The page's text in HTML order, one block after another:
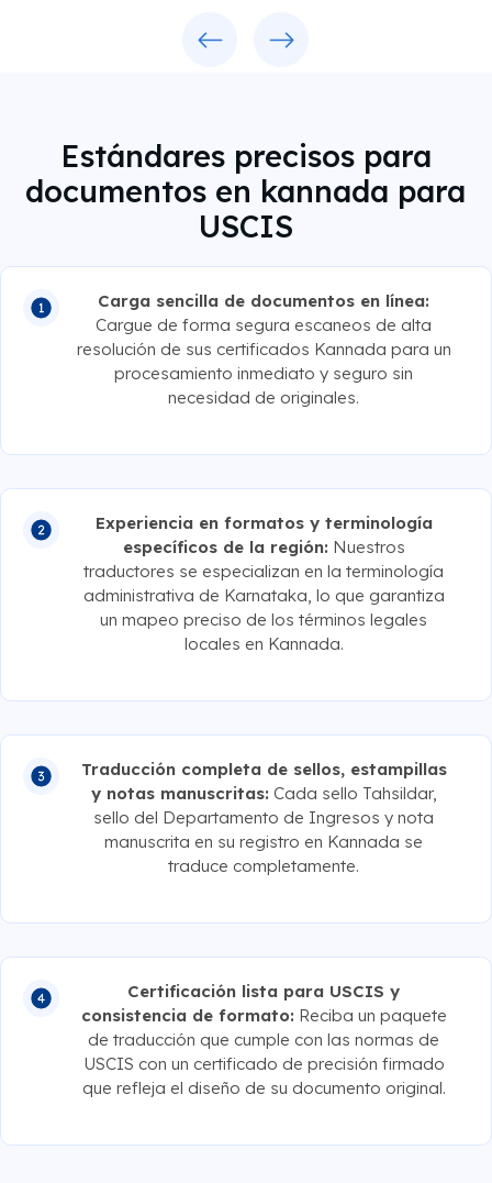
Estándares precisos para
documentos en kannada para
USCIS
Carga sencilla de documentos en línea:
Cargue de forma segura escaneos de alta
resolución de sus certificados Kannada para un
procesamiento inmediato y seguro sin
necesidad de originales.
Experiencia en formatos y terminología
específicos de la región: Nuestros
traductores se especializan en la terminología
administrativa de Karnataka, lo que garantiza
un mapeo preciso de los términos legales
locales en Kannada.
Traducción completa de sellos, estampillas
y notas manuscritas: Cada sello Tahsildar,
sello del Departamento de Ingresos y nota
manuscrita en su registro en Kannada se
traduce completamente.
Certificación lista para USCIS y
consistencia de formato: Reciba un paquete
de traducción que cumple con las normas de
USCIS con un certificado de precisión firmado
que refleja el diseño de su documento original.